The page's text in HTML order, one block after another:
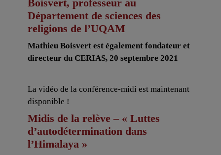
Boisvert, professeur au
Département de sciences des
religions de l’UQAM
Mathieu Boisvert est également fondateur et
directeur du CERIAS, 20 septembre 2021
La vidéo de la conférence-midi est maintenant
disponible !
Midis de la relève – « Luttes
d’autodétermination dans
l’Himalaya »